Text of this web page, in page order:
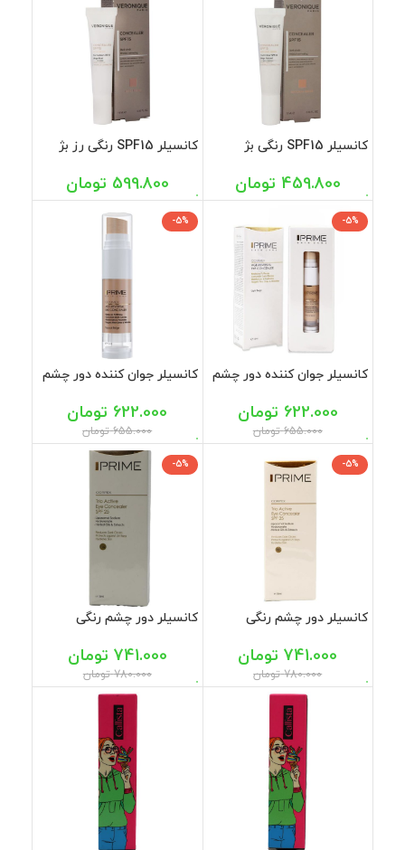
کانسیلر SPF15 رنگی بژ
459.800 تومان
کانسیلر SPF15 رنگی رز بژ
599.800 تومان
-5%
کانسیلر جوان کننده دور چشم
655.000 تومان
622.000 تومان
-5%
کانسیلر جوان کننده دور چشم
655.000 تومان
622.000 تومان
-5%
کانسیلر دور چشم رنگی
780.000 تومان
741.000 تومان
-5%
کانسیلر دور چشم رنگی
780.000 تومان
741.000 تومان